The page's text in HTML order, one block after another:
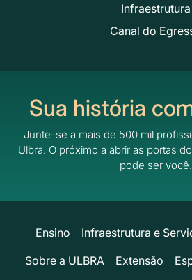
Infraestrutura
Canal do
Sua história
Junte-se a mais de 500 mil
Ulbra. O próximo a abrir as portas
pode ser você.
Ensino Infraestrutura e
Sobre a ULBRA
Extensão